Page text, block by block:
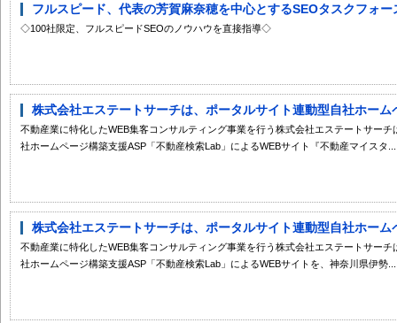
フルスピード、代表の芳賀麻奈穂を中心とするSEOタスクフォ
◇100社限定、フルスピードSEOのノウハウを直接指導◇
株式会社エステートサーチは、ポータルサイト連動型自社ホーム
不動産業に特化したWEB集客コンサルティング事業を行う株式会社エステートサー
社ホームページ構築支援ASP「不動産検索Lab」によるWEBサイト『不動産マイスタ...
株式会社エステートサーチは、ポータルサイト連動型自社ホーム
不動産業に特化したWEB集客コンサルティング事業を行う株式会社エステートサー
社ホームページ構築支援ASP「不動産検索Lab」によるWEBサイトを、神奈川県伊勢...